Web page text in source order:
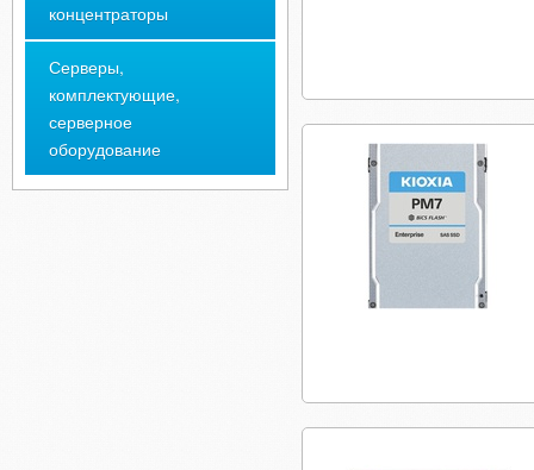
концентраторы
Серверы,
комплектующие,
серверное
оборудование